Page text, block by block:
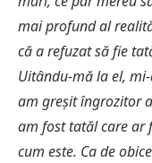
mai profund al
că a refuzat să fie
Uitându-mă la el,
am greșit îngrozitor
am fost tatăl care ar
cum este. Ca de